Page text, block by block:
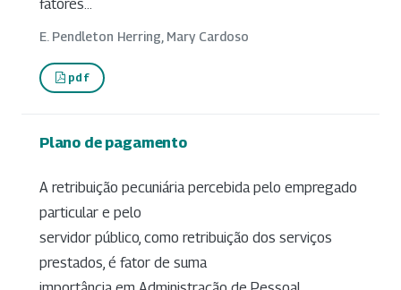
fatores...
E. Pendleton Herring, Mary Cardoso
pdf
Plano de pagamento
A retribuição pecuniária percebida pelo empregado
particular e pelo
servidor público, como retribuição dos serviços
prestados, é fator de suma